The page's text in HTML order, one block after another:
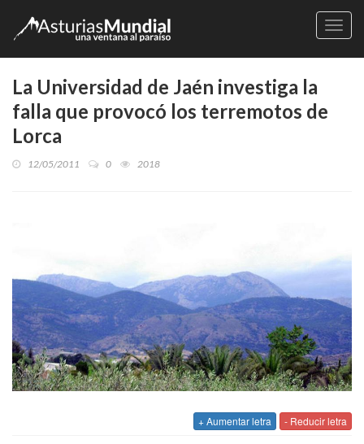
La Universidad de Jaén investiga la
falla que provocó los terremotos de
Lorca
12/05/2011 0 2018
+ Aumentar letra - Reducir letra